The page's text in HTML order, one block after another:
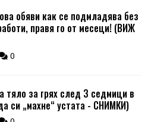
обяви как се подмладява без
правя го от месеци! (ВИЖ
0
тяло за грях след 3 седмици в
си „махне“ устата - СНИМКИ)